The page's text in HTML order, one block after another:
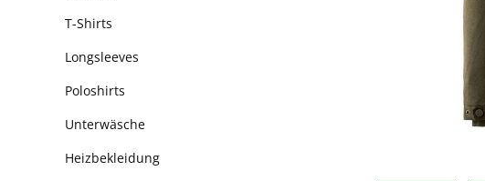
T-Shirts
Longsleeves
Poloshirts
Unterwäsche
Heizbekleidung